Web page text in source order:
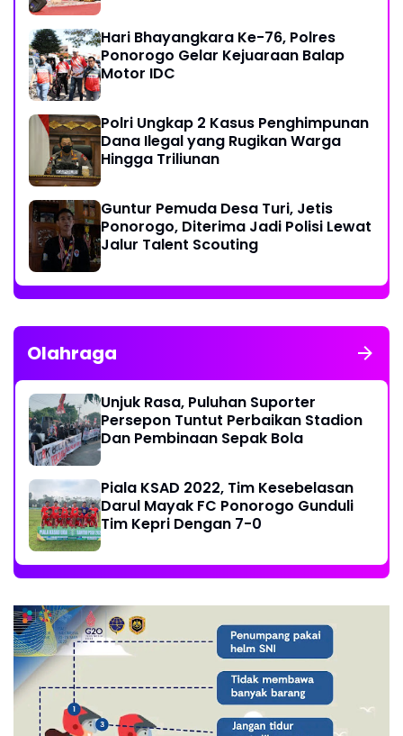
Hari Bhayangkara Ke-76, Polres
Ponorogo Gelar Kejuaraan Balap
Motor IDC
Polri Ungkap 2 Kasus Penghimpunan
Dana Ilegal yang Rugikan Warga
Hingga Triliunan
Guntur Pemuda Desa Turi, Jetis
Ponorogo, Diterima Jadi Polisi Lewat
Jalur Talent Scouting
Olahraga
Unjuk Rasa, Puluhan Suporter
Persepon Tuntut Perbaikan Stadion
Dan Pembinaan Sepak Bola
Piala KSAD 2022, Tim Kesebelasan
Darul Mayak FC Ponorogo Gunduli
Tim Kepri Dengan 7-0